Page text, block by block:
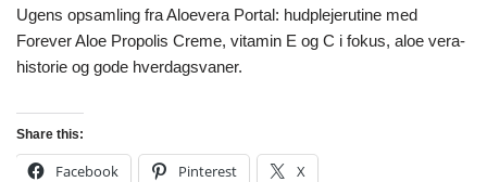
Ugens opsamling fra Aloevera Portal: hudplejerutine med
Forever Aloe Propolis Creme, vitamin E og C i fokus, aloe vera-
historie og gode hverdagsvaner.
Share this:
Facebook Pinterest X